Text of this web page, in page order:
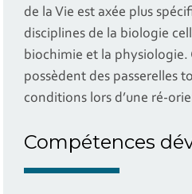
de la Vie est axée plus
disciplines de la biologie
biochimie et la physiologie.
possèdent des passerelles
conditions lors d’une ré-
Compétences